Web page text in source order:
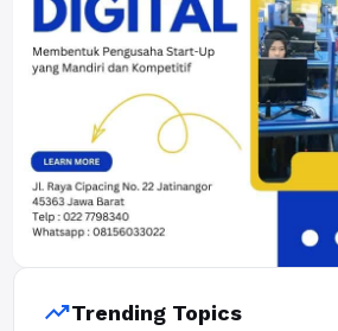
trending_upTrending Topics